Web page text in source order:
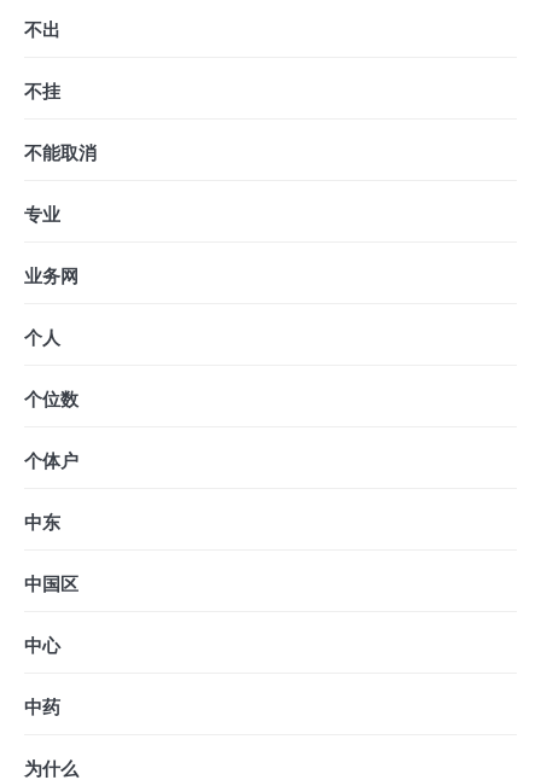
不出
不挂
不能取消
专业
业务网
个人
个位数
个体户
中东
中国区
中心
中药
为什么